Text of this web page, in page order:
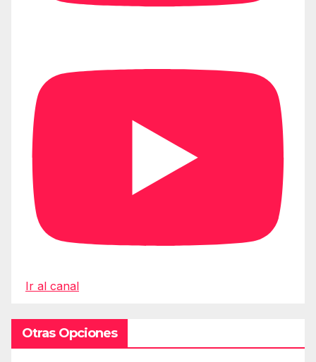
Ir al canal
Otras Opciones